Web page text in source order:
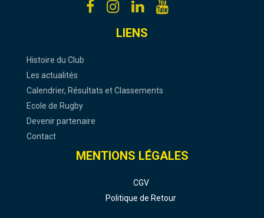
LIENS
Histoire du Club
Les actualités
Calendrier, Résultats et Classements
Ecole de Rugby
Devenir partenaire
Contact
MENTIONS LÉGALES
CGV
Politique de Retour